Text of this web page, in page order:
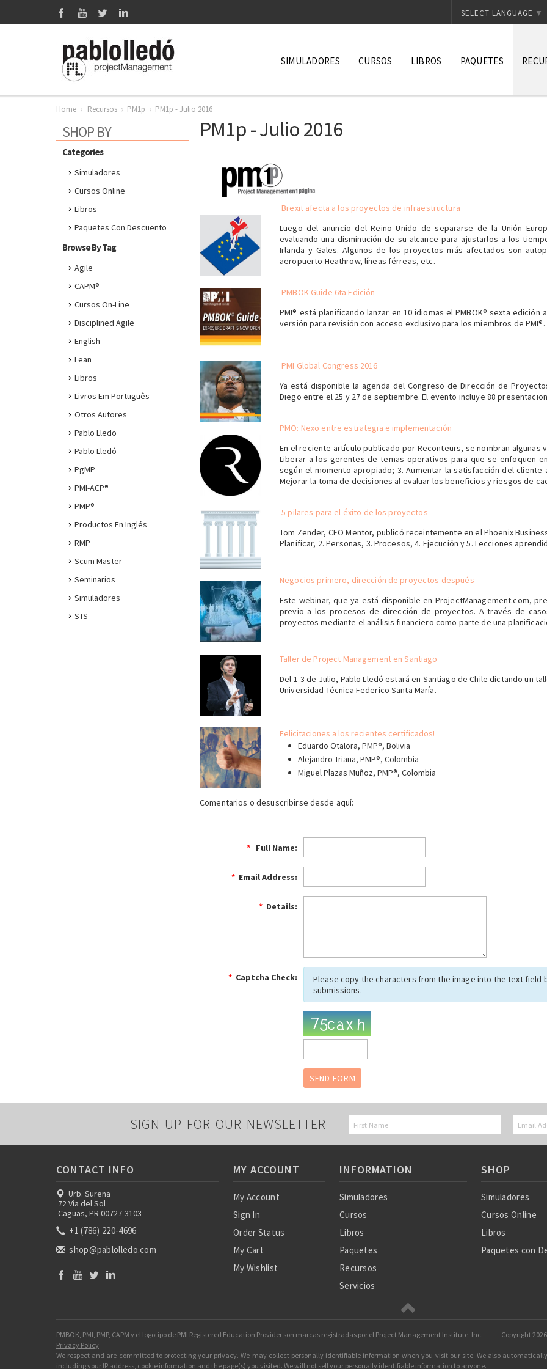
SELECT LANGUAGE ▼
SIMULADORES CURSOS LIBROS PAQUETES
PM1p
Home Recursos PM1p PM1p - Julio 2016
SHOP BY
Categories
Simuladores
Cursos Online
Libros
Paquetes Con Descuento
Browse By Tag
Agile
CAPM®
Cursos On-Line
Disciplined Agile
English
Lean
Libros
Livros Em Português
Otros Autores
Pablo Lledo
Pablo Lledó
PgMP
PMI-ACP®
PMP®
Productos En Inglés
RMP
Scum Master
Seminarios
Simuladores
STS
PM1p - Julio 2016
Brexit afecta a los proyectos de infraestructura
Luego del anuncio del Reino Unido de separarse de la Unión
evaluando una disminución de su alcance para ajustarlos a los
Irlanda y Gales. Algunos de los proyectos más afectados son
aeropuerto Heathrow, líneas férreas, etc.
PMBOK Guide 6ta Edición
PMI® está planificando lanzar en 10 idiomas el PMBOK® sexta
versión para revisión con acceso exclusivo para los miembros de PMI®.
PMI Global Congress 2016
Ya está disponible la agenda del Congreso de Dirección de
Diego entre el 25 y 27 de septiembre. El evento incluye 88
PMO: Nexo entre estrategia e implementación
En el reciente artículo publicado por Reconteurs, se nombran algunas
Liberar a los gerentes de temas operativos para que se enfoquen
según el momento apropiado; 3. Aumentar la satisfacción del
Mejorar la toma de decisiones al evaluar los beneficios y riesgos de
5 pilares para el éxito de los proyectos
Tom Zender, CEO Mentor, publicó receintemente en el Phoenix
Planificar, 2. Personas, 3. Procesos, 4. Ejecución y 5. Lecciones
Negocios primero, dirección de proyectos después
Este webinar, que ya está disponible en ProjectManagement.com,
previo a los procesos de dirección de proyectos. A través de
proyectos mediante el análisis financiero como parte de una
Taller de Project Management en Santiago
Del 1-3 de Julio, Pablo Lledó estará en Santiago de Chile dictando un
Universidad Técnica Federico Santa María.
Felicitaciones a los recientes certificados!
Eduardo Otalora, PMP®, Bolivia
Alejandro Triana, PMP®, Colombia
Miguel Plazas Muñoz, PMP®, Colombia
Comentarios o desuscribirse desde aquí:
* Full Name:
* Email Address:
* Details:
* Captcha Check:
Please copy the characters from the image into the text field
submissions.
SIGN UP FOR OUR NEWSLETTER
CONTACT INFO
Urb. Surena
72 Vía del Sol
Caguas, PR 00727-3103
+1 (786) 220-4696
shop@pablolledo.com
MY ACCOUNT
My Account
Sign In
Order Status
My Cart
My Wishlist
INFORMATION
Simuladores
Cursos
Libros
Paquetes
Recursos
Servicios
SHOP
Simuladores
Cursos Online
Libros
Paquetes con
Copyright
PMBOK, PMI, PMP, CAPM y el logotipo de PMI Registered Education Provider son marcas registradas por el Project Management Institute, Inc.
Privacy Policy
We respect and are committed to protecting your privacy. We may collect personally identifiable information when you visit our site. We also
including your IP address, cookie information and the page(s) you visited. We will not sell your personally identifiable information to anyone.